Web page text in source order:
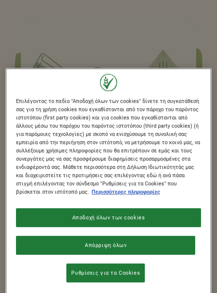
ΚΑΝΟΥΜΕ ΤΟ
ΠΡΩΙΝΟ
ΚΑΛΥΤΕΡΟ ΑΠΟ
ΤΟ 2003
Επιλέγοντας το πεδίο "Αποδοχή όλων των cookies" δίνετε τη συγκατάθεσή
σας για τη χρήση cookies που εγκαθίστανται από τον πάροχο του παρόντος
ιστοτόπου (first party cookies) και για cookies που εγκαθίστανται από
άλλους μέσω του παρόχου του παρόντος ιστοτόπου (third party cookies) (ή
για παρόμοιες τεχνολογίες) με σκοπό να ενισχύσουμε τη συνολική σας
εμπειρία από την περιήγηση στον ιστότοπό, να μετρήσουμε το κοινό μας, να
συλλέξουμε χρήσιμες πληροφορίες που θα επιτρέπουν σε εμάς και τους
συνεργάτες μας να σας προσφέρουμε διαφημίσεις προσαρμοσμένες στα
ενδιαφέροντά σας. Μάθετε περισσότερα στη Δήλωση Ιδιωτικότητάς μας
και διαχειριστείτε τις προτιμήσεις σας επιλέγοντας εδώ ή ανά πάσα
στιγμή επιλέγοντας τον σύνδεσμο "Ρυθμίσεις για τα Cookies" που
βρίσκεται στον ιστότοπό μας. Περισσότερες πληροφορίες
Απόρριψη όλων
Αποδοχή όλων των cookies
Ρυθμίσεις για τα Cookies